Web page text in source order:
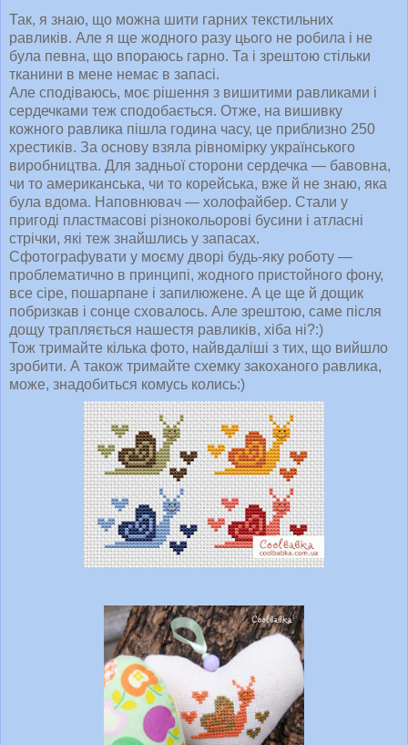
Так, я знаю, що можна шити гарних текстильних
равликів. Але я ще жодного разу цього не робила і не
була певна, що впораюсь гарно. Та і зрештою стільки
тканини в мене немає в запасі.
Але сподіваюсь, моє рішення з вишитими равликами і
сердечками теж сподобається. Отже, на вишивку
кожного равлика пішла година часу, це приблизно 250
хрестиків. За основу взяла рівномірку українського
виробництва. Для задньої сторони сердечка — бавовна,
чи то американська, чи то корейська, вже й не знаю, яка
була вдома. Наповнювач — холофайбер. Стали у
пригоді пластмасові різнокольорові бусини і атласні
стрічки, які теж знайшлись у запасах.
Сфотографувати у моєму дворі будь-яку роботу —
проблематично в принципі, жодного пристойного фону,
все сіре, пошарпане і запилюжене. А це ще й дощик
побризкав і сонце сховалось. Але зрештою, саме після
дощу трапляється нашестя равликів, хіба ні?:)
Тож тримайте кілька фото, найвдаліші з тих, що вийшло
зробити. А також тримайте схемку закоханого равлика,
може, знадобиться комусь колись:)